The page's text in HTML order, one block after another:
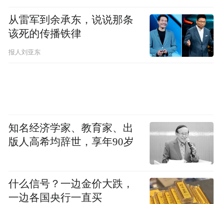
从雷军到余承东，说说那条
该死的传播铁律
报人刘亚东
知名经济学家、教育家、出
版人高希均辞世，享年90岁
什么信号？一边金价大跌，
一边各国央行一直买